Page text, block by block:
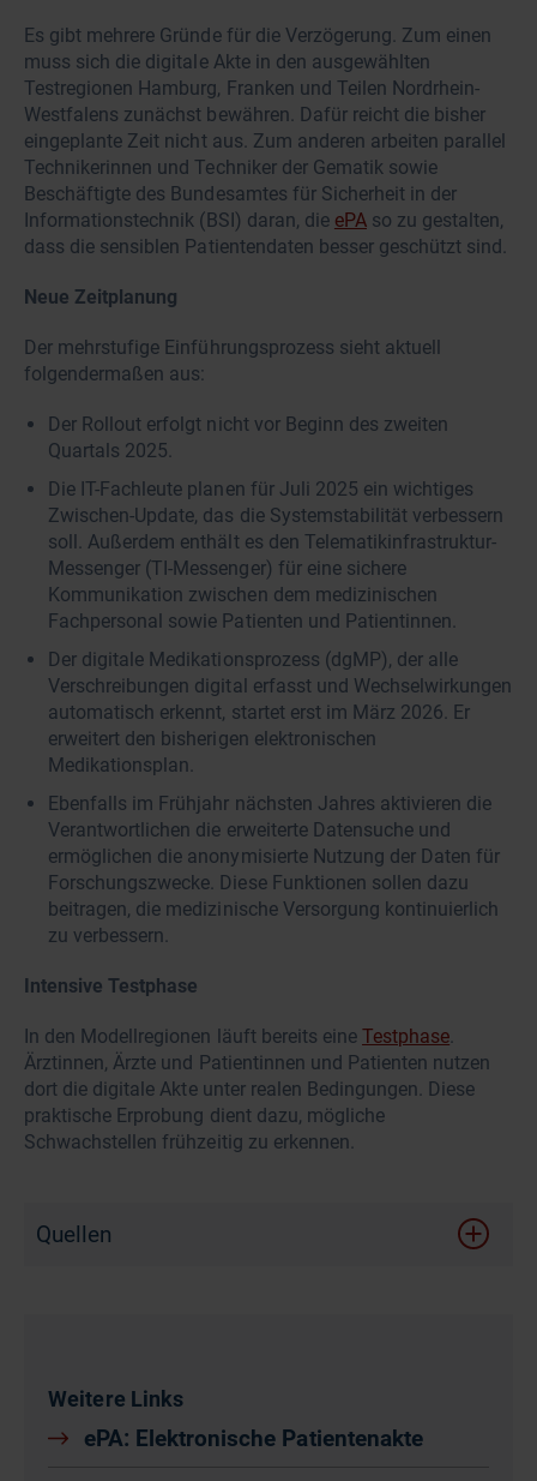
Es gibt mehrere Gründe für die Verzögerung. Zum einen
muss sich die digitale Akte in den ausgewählten
Testregionen Hamburg, Franken und Teilen Nordrhein-
Westfalens zunächst bewähren. Dafür reicht die bisher
eingeplante Zeit nicht aus. Zum anderen arbeiten parallel
Technikerinnen und Techniker der Gematik sowie
Beschäftigte des Bundesamtes für Sicherheit in der
Informationstechnik (BSI) daran, die ePAso zu gestalten,
dass die sensiblen Patientendaten besser geschützt sind.
Neue Zeitplanung
Der mehrstufige Einführungsprozess sieht aktuell
folgendermaßen aus:
Der Rollout erfolgt nicht vor Beginn des zweiten
Quartals 2025.
Die IT-Fachleute planen für Juli 2025 ein wichtiges
Zwischen-Update, das die Systemstabilität verbessern
soll. Außerdem enthält es den Telematikinfrastruktur-
Messenger (TI-Messenger) für eine sichere
Kommunikation zwischen dem medizinischen
Fachpersonal sowie Patienten und Patientinnen.
Der digitale Medikationsprozess (dgMP), der alle
Verschreibungen digital erfasst und Wechselwirkungen
automatisch erkennt, startet erst im März 2026. Er
erweitert den bisherigen elektronischen
Medikationsplan.
Ebenfalls im Frühjahr nächsten Jahres aktivieren die
Verantwortlichen die erweiterte Datensuche und
ermöglichen die anonymisierte Nutzung der Daten für
Forschungszwecke. Diese Funktionen sollen dazu
beitragen, die medizinische Versorgung kontinuierlich
zu verbessern.
Intensive Testphase
In den Modellregionen läuft bereits eine Testphase
Ärztinnen, Ärzte und Patientinnen und Patienten nutzen
dort die digitale Akte unter realen Bedingungen. Diese
praktische Erprobung dient dazu, mögliche
Schwachstellen frühzeitig zu erkennen.
Quellen
Weitere Links
ePA: Elektronische Patientenakte